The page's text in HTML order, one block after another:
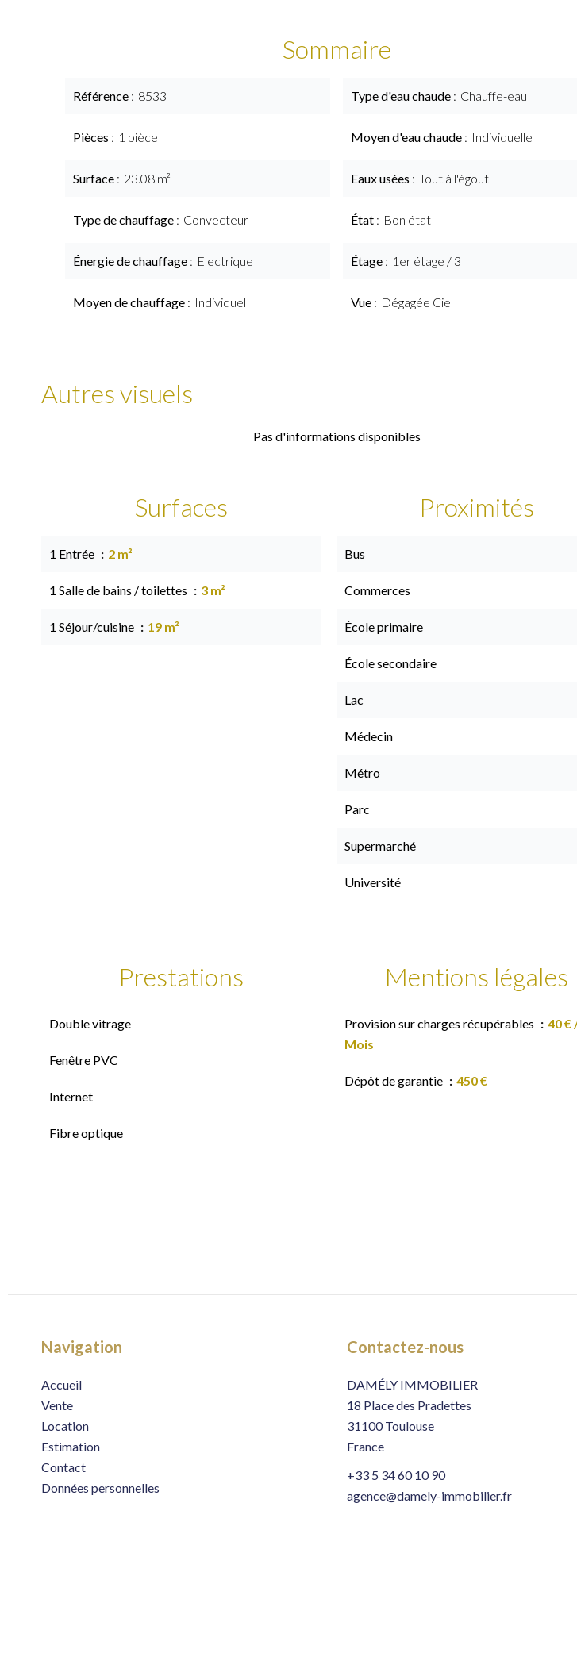
Sommaire
Référence 8533
Pièces 1 pièce
Surface 23.08 m²
Type de chauffage Convecteur
Énergie de chauffage Electrique
Moyen de chauffage Individuel
Type d'eau chaude Chauffe-eau
Moyen d'eau chaude Individuelle
Eaux usées Tout à l'égout
État Bon état
Étage 1er étage / 3
Vue Dégagée Ciel
Autres visuels
Pas d'informations disponibles
Surfaces
1 Entrée 2 m²
1 Salle de bains / toilettes 3 m²
1 Séjour/cuisine 19 m²
Proximités
Bus
Commerces
École primaire
École secondaire
Lac
Médecin
Métro
Parc
Supermarché
Université
Prestations
Double vitrage
Fenêtre PVC
Internet
Fibre optique
Mentions légales
Provision sur charges récupérables
40 €
Mois
Dépôt de garantie 450 €
Navigation
Accueil
Vente
Location
Estimation
Contact
Données personnelles
Contactez-nous
DAMÉLY IMMOBILIER
18 Place des Pradettes
31100Toulouse
France
+33 5 34 60 10 90
agence@damely-immobilier.fr